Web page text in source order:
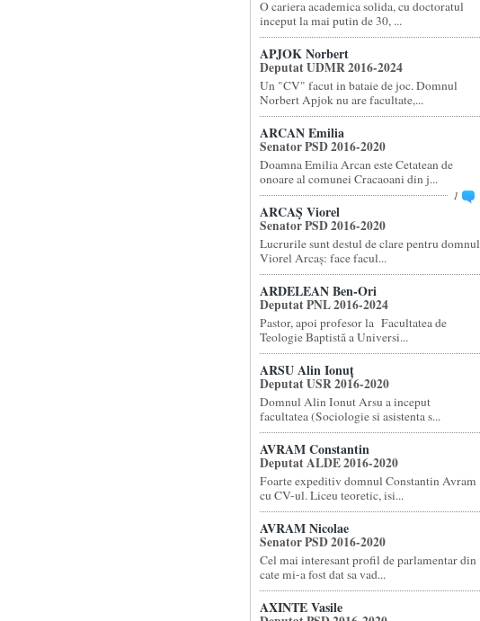
O cariera academica solida, cu doctoratul
inceput la mai putin de 30, ...
APJOK Norbert
Deputat UDMR 2016-2024
Un "CV" facut in bataie de joc. Domnul
Norbert Apjok nu are facultate,...
ARCAN Emilia
Senator PSD 2016-2020
Doamna Emilia Arcan este Cetatean de
onoare al comunei Cracaoani din j...
1
ARCAŞ Viorel
Senator PSD 2016-2020
Lucrurile sunt destul de clare pentru domnul
Viorel Arcaș: face facul...
ARDELEAN Ben-Ori
Deputat PNL 2016-2024
Pastor, apoi profesor la Facultatea de
Teologie Baptistă a Universi...
ARSU Alin Ionuț
Deputat USR 2016-2020
Domnul Alin Ionut Arsu a inceput
facultatea (Sociologie si asistenta s...
AVRAM Constantin
Deputat ALDE 2016-2020
Foarte expeditiv domnul Constantin Avram
cu CV-ul. Liceu teoretic, isi...
AVRAM Nicolae
Senator PSD 2016-2020
Cel mai interesant profil de parlamentar din
cate mi-a fost dat sa vad...
AXINTE Vasile